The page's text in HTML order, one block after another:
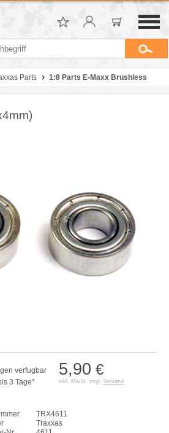
Parts 1:8 Parts E-Maxx Brushless
5,90 €
inkl. MwSt. zzgl. Versand
verfugbar
3 Tage*
TRX4611
Traxxas